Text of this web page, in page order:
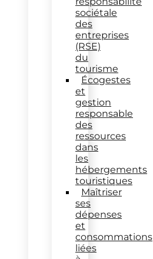
sociétale
des
entreprises
(RSE)
du
tourisme
Écogestes
et
gestion
responsable
des
ressources
dans
les
hébergements
touristiques
Maîtriser
ses
dépenses
et
consommations
liées